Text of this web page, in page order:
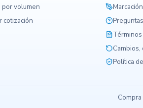
por volumen
cotización
Política